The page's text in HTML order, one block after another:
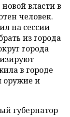
власти в
человек.
на сессии
из города
города
в городе
оружие и
губернатор